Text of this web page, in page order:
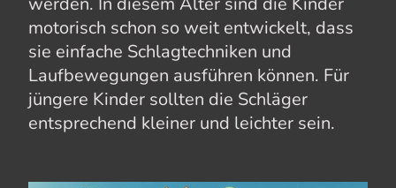
motorisch schon so weit entwickelt, dass
sie einfache Schlagtechniken und
Laufbewegungen ausführen können. Für
jüngere Kinder sollten die Schläger
entsprechend kleiner und leichter sein.